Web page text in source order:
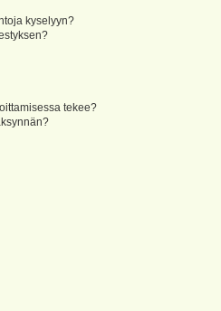
kyselyyn?
tekee?